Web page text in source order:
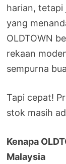
harian, tetapi
yang
OLDTOWN
rekaan
sempurna
Tapi cepat!
stok masih
Kenapa
Malaysia